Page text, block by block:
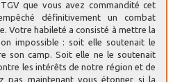
que vous avez commandité cet
définitivement un combat
Votre habileté a consisté à mettre la
impossible : soit elle soutenait le
son camp. Soit elle ne le soutenait
les intérêts de notre région et de
pas maintenant vous étonner si la